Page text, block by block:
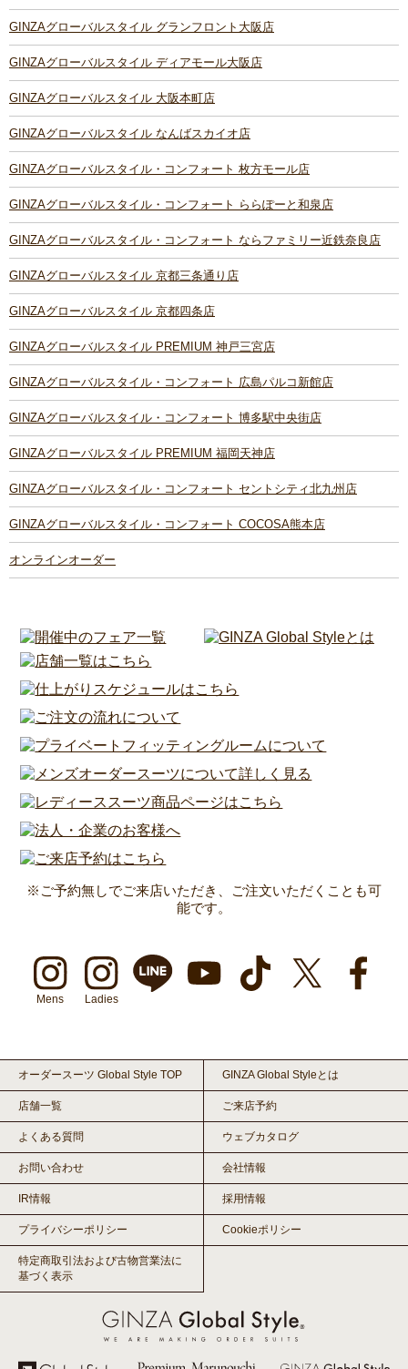
GINZAグローバルスタイル グランフロント大阪店
GINZAグローバルスタイル ディアモール大阪店
GINZAグローバルスタイル 大阪本町店
GINZAグローバルスタイル なんばスカイオ店
GINZAグローバルスタイル・コンフォート 枚方モール店
GINZAグローバルスタイル・コンフォート ららぽーと和泉店
GINZAグローバルスタイル・コンフォート ならファミリー近鉄奈良店
GINZAグローバルスタイル 京都三条通り店
GINZAグローバルスタイル 京都四条店
GINZAグローバルスタイル PREMIUM 神戸三宮店
GINZAグローバルスタイル・コンフォート 広島パルコ新館店
GINZAグローバルスタイル・コンフォート 博多駅中央街店
GINZAグローバルスタイル PREMIUM 福岡天神店
GINZAグローバルスタイル・コンフォート セントシティ北九州店
GINZAグローバルスタイル・コンフォート COCOSA熊本店
オンラインオーダー
※ご予約無しでご来店いただき、ご注文いただくことも可
能です。
Mens Ladies
オーダースーツ Global Style TOP GINZA Global Styleとは
店舗一覧 ご来店予約
よくある質問 ウェブカタログ
お問い合わせ 会社情報
IR情報 採用情報
プライバシーポリシー Cookieポリシー
特定商取引法および古物営業法に
基づく表示